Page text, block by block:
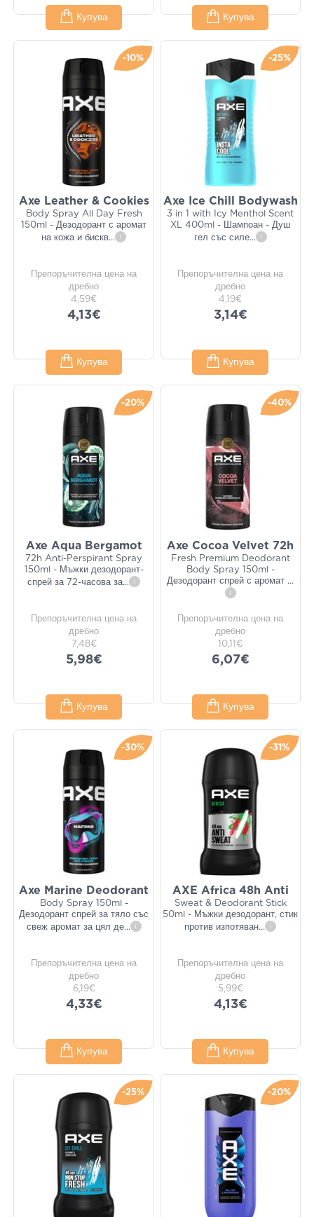
Купува Купува
-10%
Axe Leather & Cookies
Body Spray All Day Fresh
150ml - Дезодорант с аромат
на кожа и бискв... i
Препоръчителна цена на
дребно
4,59€
4,13€
Купува
-25%
Axe Ice Chill Bodywash
3 in 1 with Icy Menthol Scent
XL 400ml - Шампоан - Душ
гел със силе... i
Препоръчителна цена на
дребно
4,19€
3,14€
Купува
-20%
Axe Aqua Bergamot
72h Anti-Perspirant Spray
150ml - Мъжки дезодорант-
спрей за 72-часова за... i
Препоръчителна цена на
дребно
7,48€
5,98€
Купува
-40%
Axe Cocoa Velvet 72h
Fresh Premium Deodorant
Body Spray 150ml -
Дезодорант спрей с аромат ...
i
Препоръчителна цена на
дребно
10,11€
6,07€
Купува
-30%
Axe Marine Deodorant
Body Spray 150ml -
Дезодорант спрей за тяло със
свеж аромат за цял де... i
Препоръчителна цена на
дребно
6,19€
4,33€
Купува
-31%
AXE Africa 48h Anti
Sweat & Deodorant Stick
50ml - Мъжки дезодорант, стик
против изпотяван... i
Препоръчителна цена на
дребно
5,99€
4,13€
Купува
-25% -20%